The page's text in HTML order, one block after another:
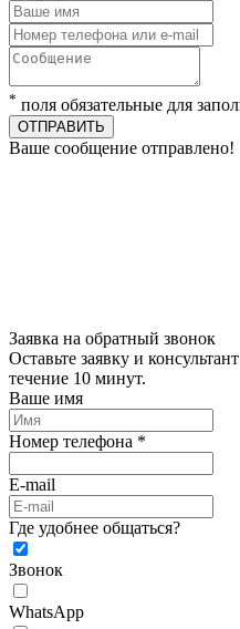
* поля обязательные для
ОТПРАВИТЬ
Ваше сообщение отправлено!
Заявка на обратный звонок
Оставьте заявку и
течение 10 минут.
Ваше имя
Номер телефона *
E-mail
Где удобнее общаться?
Звонок
WhatsApp